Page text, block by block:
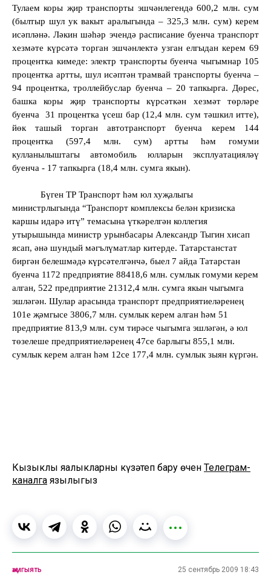
Тулаем коры җир транспорты эшчәнлегендә 600,2 млн. сум
(былтыр шул ук вакыт аралыгында – 325,3 млн. сум) керем
исәпләнә. Ләкин шәһәр эчендә расписание буенча транспорт
хезмәте күрсәтә торган эшчәнлектә узган елгыдан керем 69
процентка кимеде: электр транспорты буенча чыгымнар 105
процентка артты, шул исәптән трамвай транспорты буенча –
94 процентка, троллейбуслар буенча – 20 тапкырга. Дөрес,
башка коры җир транспорты күрсәткән хезмәт төрләре
буенча
31 процентка үсеш бар (12,4 млн. сум тәшкил итте),
йөк ташый торган автотранспорт буенча керем 144
процентка (597,4 млн. сум) артты һәм гомуми
кулланылыштагы автомобиль юлларын эксплуатацияләү
буенча - 17 тапкырга (18,4 млн. сумга якын).
Бүген ТР Транспорт һәм юл хуҗалыгы
министрлыгында “Транспорт комплексы белән кризиска
каршы идарә итү” темасына үткәрелгән коллегия
утырышында министр урынбасары Александр Тыгин хисап
ясап, әнә шундый мәгълүматлар китерде. Татарстанстат
биргән белешмәдә күрсәтелгәнчә, быел 7 айда Татарстан
буенча 1172 предприятие 88418,6 млн. сумлык гомуми керем
алган, 522 предприятие 21312,4 млн. сумга якын чыгымга
эшләгән. Шулар арасында транспорт предприятиеләренең
101е җәмгысе 3806,7 млн. сумлык керем алган һәм 51
предприятие 813,9 млн. сум тирәсе чыгымга эшләгән, ә юл
төзелеше предприятиеләренең 47се барлыгы 855,1 млн.
сумлык керем алган һәм 12се 177,4 млн. сумлык зыян күргән.
Кызыклы яңалыкларны күзәтеп бару өчен Телеграм-
каналга язылыгыз
җәмгыять 25 сентябрь 2009 18:43